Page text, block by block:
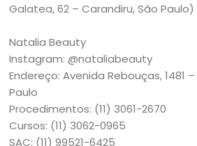
Galatea, 62 – Carandiru, São Paulo)
Natalia Beauty
Instagram: @nataliabeauty
Endereço: Avenida Rebouças, 1481
Paulo
Procedimentos: (11) 3061-2670
Cursos: (11) 3062-0965
SAC: (11) 99521-6425